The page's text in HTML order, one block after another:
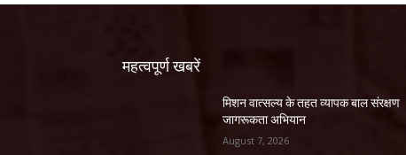
महत्वपूर्ण खबरें
मिशन वात्सल्य के तहत व्यापक बाल संरक्षण
जागरूकता अभियान
August 7, 2026